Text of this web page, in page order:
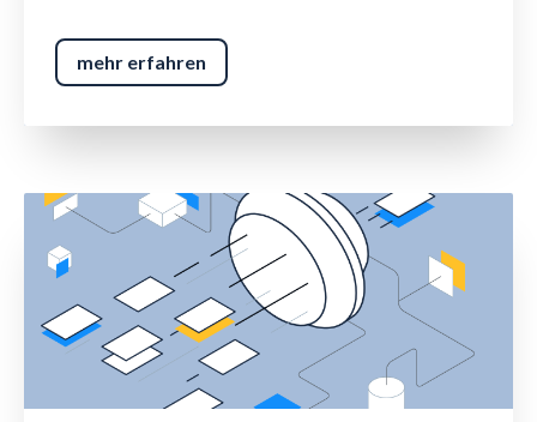
mehr erfahren